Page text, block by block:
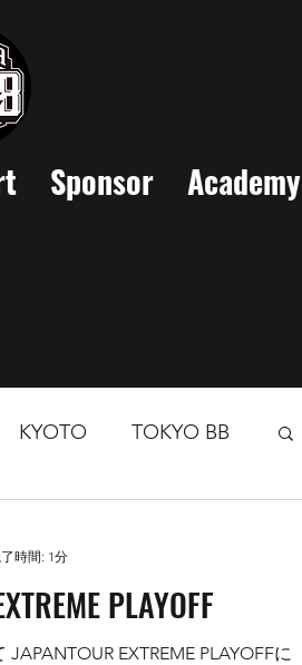
Sponsor Academy
KYOTO TOKYO BB
PLAYOFF
JAPANTOUR EXTREME PLAYOFFに
時間: 1分